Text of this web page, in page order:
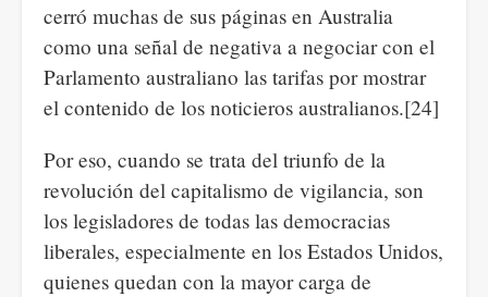
cerró muchas de sus páginas en Australia
como una señal de negativa a negociar con el
Parlamento australiano las tarifas por mostrar
el contenido de los noticieros australianos.[24]
Por eso, cuando se trata del triunfo de la
revolución del capitalismo de vigilancia, son
los legisladores de todas las democracias
liberales, especialmente en los Estados Unidos,
quienes quedan con la mayor carga de